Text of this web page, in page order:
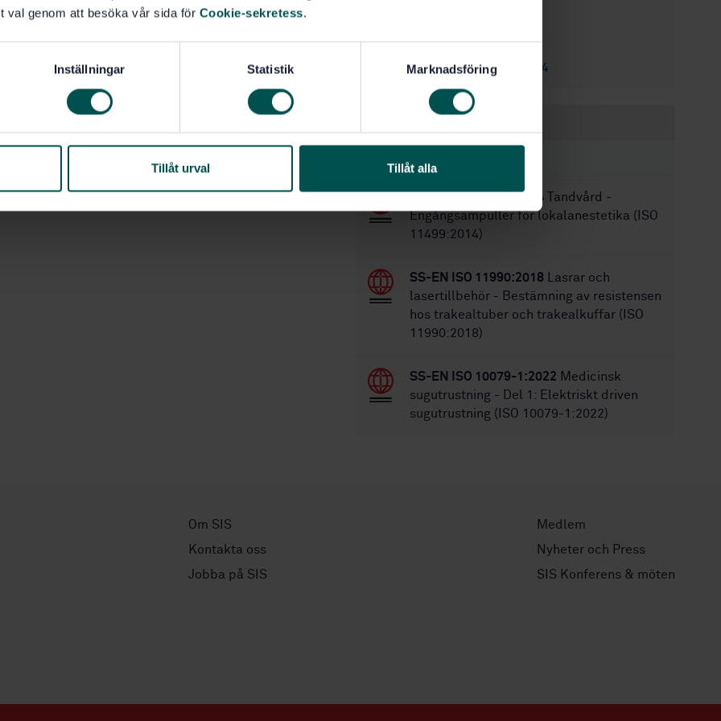
val genom att besöka vår sida för Cookie-sekretess.
Inställningar Statistik Marknadsföring
Tillåt urval Tillåt alla
Antal sidor:77
Ersätter: SS-EN 60601-2-4
SS-EN ISO 11499:2014 Tandvård -
Engångsampuller för lokalanestetika (ISO
11499:2014)
SS-EN ISO 11990:2018 Lasrar och
lasertillbehör - Bestämning av resistensen
hos trakealtuber och trakealkuffar (ISO
11990:2018)
SS-EN ISO 10079-1:2022 Medicinsk
sugutrustning - Del 1: Elektriskt driven
sugutrustning (ISO 10079-1:2022)
Om SIS
Kontakta oss
Jobba på SIS
Medlem
Nyheter och Press
SIS Konferens & möten